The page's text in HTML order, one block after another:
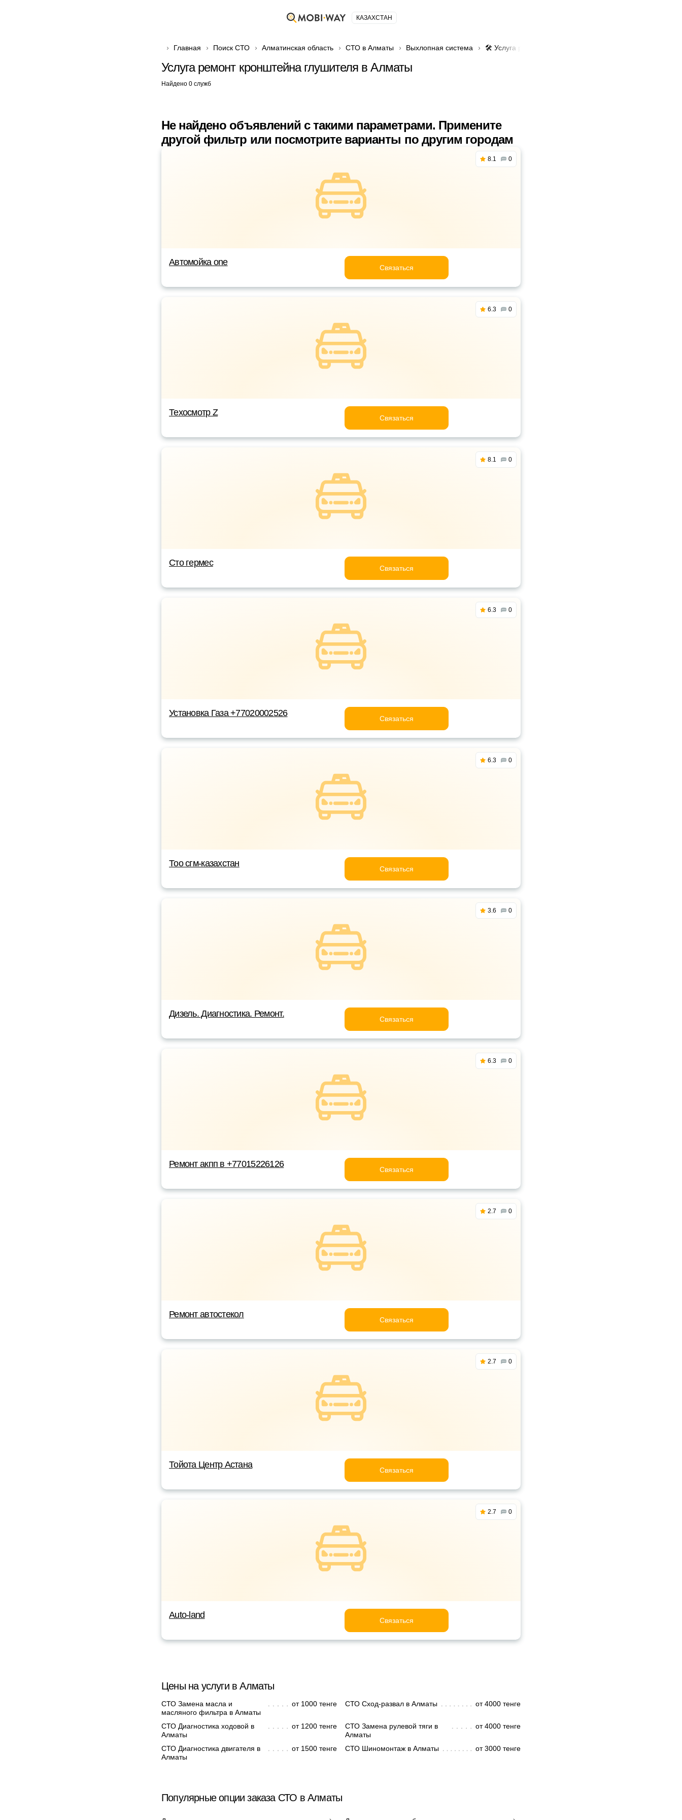
КАЗАХСТАН
Главная Поиск СТО Алматинская область СТО в Алматы Выхлопная система 🛠️ Услуга ремонт кронштейна глушителя в Алматы
Услуга ремонт кронштейна глушителя в Алматы
Найдено 0 служб
Не найдено объявлений с такими параметрами. Примените
другой фильтр или посмотрите варианты по другим городам
8.1 0
Автомойка one
Связаться
6.3 0
Техосмотр Z
Связаться
8.1 0
Сто гермес
Связаться
6.3 0
Установка Газа +77020002526
Связаться
6.3 0
Тоо сгм-казахстан
Связаться
3.6 0
Дизель. Диагностика. Ремонт.
Связаться
6.3 0
Ремонт акпп в +77015226126
Связаться
2.7 0
Ремонт автостекол
Связаться
2.7 0
Тойота Центр Астана
Связаться
2.7 0
Auto-land
Связаться
Цены на услуги в Алматы
СТО Замена масла и
масляного фильтра в Алматы
от 1000 тенге СТО Сход-развал в Алматы от 4000 тенге
СТО Диагностика ходовой в
Алматы
от 1200 тенге
СТО Замена рулевой тяги в
Алматы
от 4000 тенге
СТО Диагностика двигателя в
Алматы
от 1500 тенге СТО Шиномонтаж в Алматы от 3000 тенге
Популярные опции заказа СТО в Алматы